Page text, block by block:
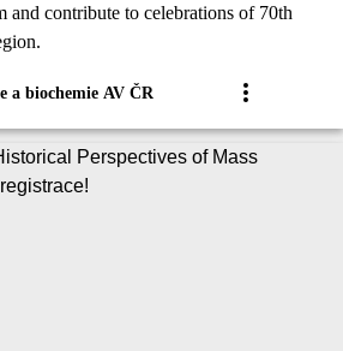
and contribute to celebrations of 70th
a biochemie AV ČR